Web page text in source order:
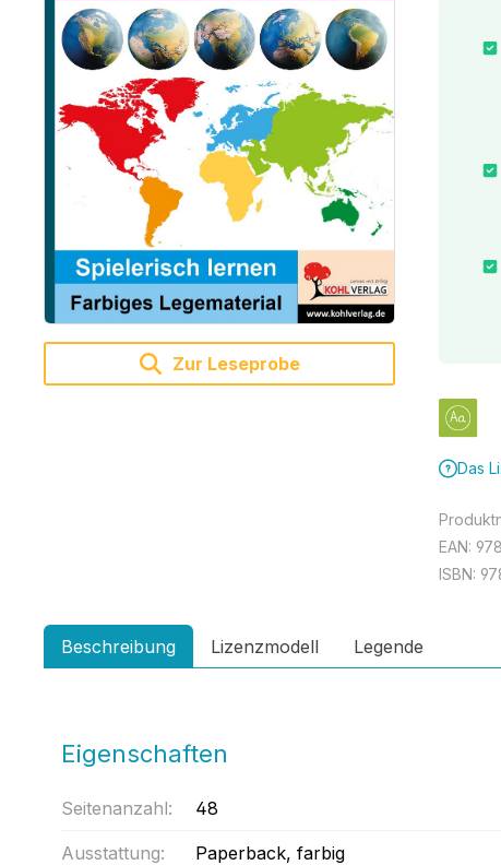
Zur Leseprobe
Das
EAN:
ISBN:
Beschreibung Lizenzmodell Legende
Eigenschaften
Seitenanzahl: 48
Ausstattung: Paperback, farbig